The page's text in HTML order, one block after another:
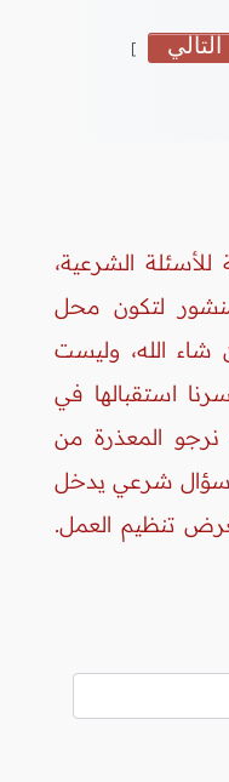
التالي ]
الشرعية،
لتكون محل
شاء الله، وليست
استقبالها في
المعذرة من
سؤال شرعي يدخل
تنظيم العمل.